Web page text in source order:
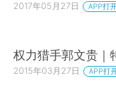
2017年05月27日 APP打
权力猎手郭文贵｜
2015年03月27日 APP打